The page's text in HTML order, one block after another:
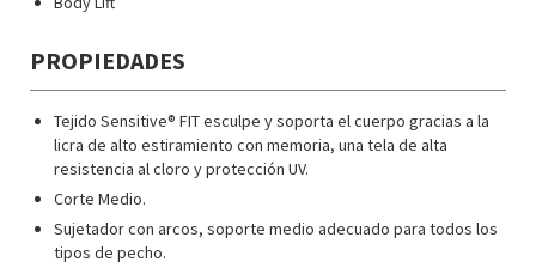
PROPIEDADES
Tejido Sensitive® FIT esculpe y soporta el cuerpo gracias a la
licra de alto estiramiento con memoria, una tela de alta
resistencia al cloro y protección UV.
Corte Medio.
Sujetador con arcos, soporte medio adecuado para todos los
tipos de pecho.